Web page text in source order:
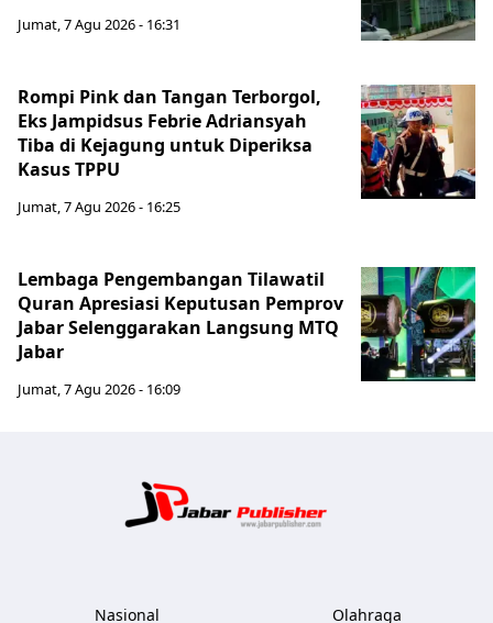
Jumat, 7 Agu 2026 - 16:31
Rompi Pink dan Tangan Terborgol,
Eks Jampidsus Febrie Adriansyah
Tiba di Kejagung untuk Diperiksa
Kasus TPPU
Jumat, 7 Agu 2026 - 16:25
Lembaga Pengembangan Tilawatil
Quran Apresiasi Keputusan Pemprov
Jabar Selenggarakan Langsung MTQ
Jabar
Jumat, 7 Agu 2026 - 16:09
Nasional Olahraga